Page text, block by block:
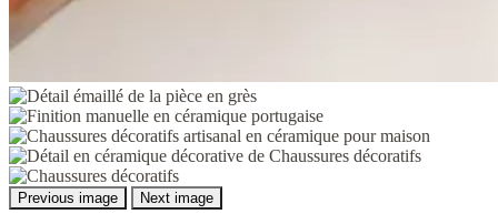
Previous image Next image